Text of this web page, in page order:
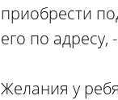
приобрести
его по
Желания у